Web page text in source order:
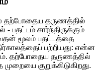
தற்போதைய தருணத்தில்
சார்ந்திருக்கும்
மூலம் பதட்டத்தை
பற்றியது: என்ன
தற்போதைய தருணத்தில்
குறுக்கிடுகிறது.